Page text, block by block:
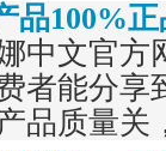
品100%
中文官方
者能分享
品质量关